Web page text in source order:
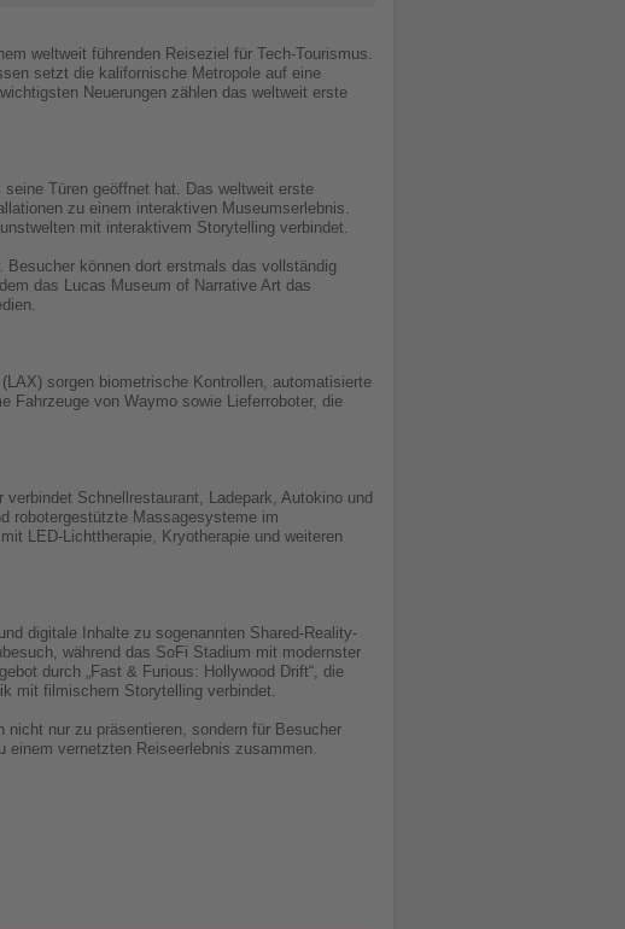
weltweit führenden Reiseziel für Tech-Tourismus.
setzt die kalifornische Metropole auf eine
Neuerungen zählen das weltweit erste
Türen geöffnet hat. Das weltweit erste
zu einem interaktiven Museumserlebnis.
mit interaktivem Storytelling verbindet.
können dort erstmals das vollständig
das Lucas Museum of Narrative Art das
sorgen biometrische Kontrollen, automatisierte
Fahrzeuge von Waymo sowie Lieferroboter, die
Schnellrestaurant, Ladepark, Autokino und
robotergestützte Massagesysteme im
LED-Lichttherapie, Kryotherapie und weiteren
digitale Inhalte zu sogenannten Shared-Reality-
während das SoFi Stadium mit modernster
durch „Fast & Furious: Hollywood Drift“, die
mit filmischem Storytelling verbindet.
nur zu präsentieren, sondern für Besucher
einem vernetzten Reiseerlebnis zusammen.